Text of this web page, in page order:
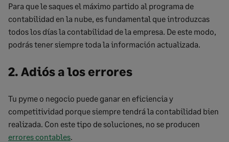
Para que le saques el máximo partido al programa de
contabilidad en la nube, es fundamental que introduzcas
todos los días la contabilidad de la empresa. De este modo,
podrás tener siempre toda la información actualizada.
2. Adiós a los errores
Tu pyme o negocio puede ganar en eficiencia y
competitividad porque siempre tendrá la contabilidad bien
realizada. Con este tipo de soluciones, no se producen
errores contables